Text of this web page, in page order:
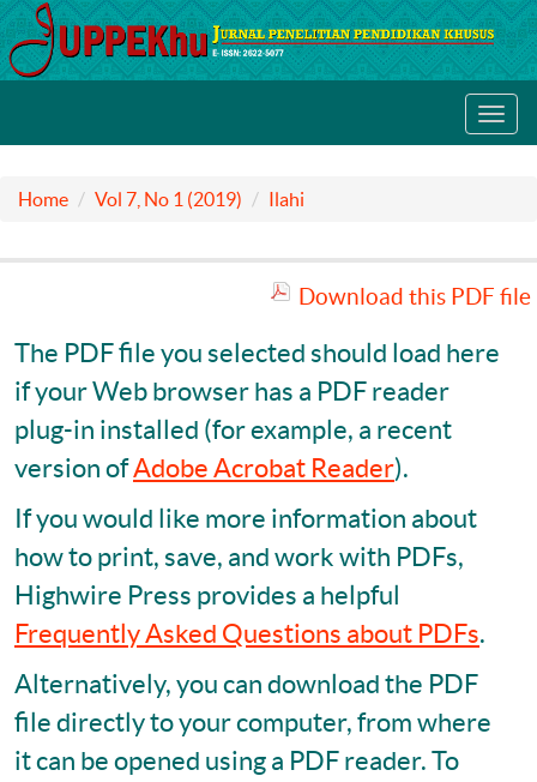
Home Vol 7, No 1 (2019) Ilahi
Download this PDF file
The PDF file you selected should load here
if your Web browser has a PDF reader
plug-in installed (for example, a recent
version ofAdobe Acrobat Reader).
If you would like more information about
how to print, save, and work with PDFs,
Highwire Press provides a helpful
Frequently Asked Questions about PDFs.
Alternatively, you can download the PDF
file directly to your computer, from where
it can be opened using a PDF reader. To